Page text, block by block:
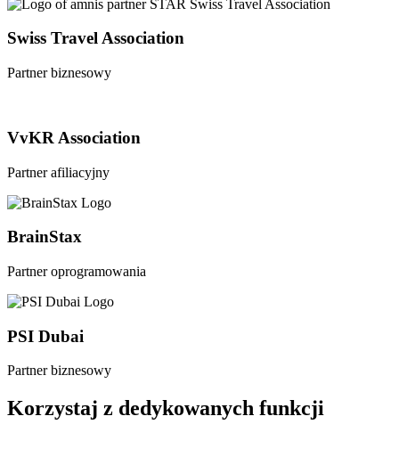
Swiss Travel Association
Partner biznesowy
VvKR Association
Partner afiliacyjny
BrainStax
Partner oprogramowania
PSI Dubai
Partner biznesowy
Korzystaj z dedykowanych funkcji